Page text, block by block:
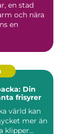
en stad
och nära
en
Din
frisyrer
värld kan
mer än
klipper...